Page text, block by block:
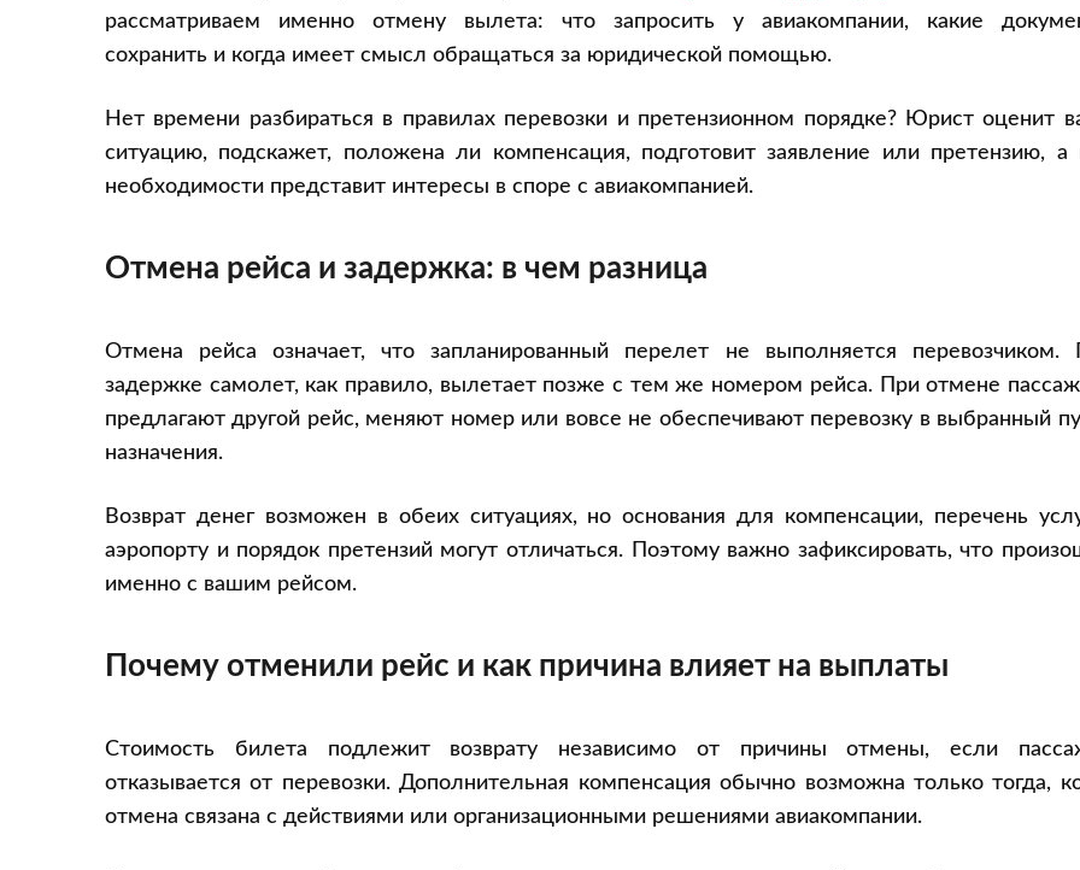
рассматриваем именно отмену вылета: что запросить у авиакомпании, какие
сохранить и когда имеет смысл обращаться за юридической помощью.
Нет времени разбираться в правилах перевозки и претензионном порядке? Юрист оценит
ситуацию, подскажет, положена ли компенсация, подготовит заявление или претензию, а
необходимости представит интересы в споре с авиакомпанией.
Отмена рейса и задержка: в чем разница
Отмена рейса означает, что запланированный перелет не выполняется перевозчиком.
задержке самолет, как правило, вылетает позже с тем же номером рейса. При отмене
предлагают другой рейс, меняют номер или вовсе не обеспечивают перевозку в выбранный
назначения.
Возврат денег возможен в обеих ситуациях, но основания для компенсации, перечень
аэропорту и порядок претензий могут отличаться. Поэтому важно зафиксировать, что
именно с вашим рейсом.
Почему отменили рейс и как причина влияет на выплаты
Стоимость билета подлежит возврату независимо от причины отмены, если
отказывается от перевозки. Дополнительная компенсация обычно возможна только тогда,
отмена связана с действиями или организационными решениями авиакомпании.